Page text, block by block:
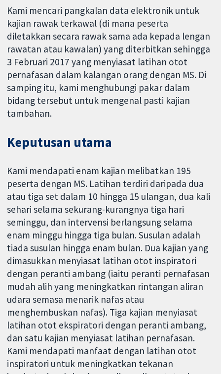
Kami mencari pangkalan data elektronik untuk
kajian rawak terkawal (di mana peserta
diletakkan secara rawak sama ada kepada lengan
rawatan atau kawalan) yang diterbitkan sehingga
3 Februari 2017 yang menyiasat latihan otot
pernafasan dalam kalangan orang dengan MS. Di
samping itu, kami menghubungi pakar dalam
bidang tersebut untuk mengenal pasti kajian
tambahan.
Keputusan utama
Kami mendapati enam kajian melibatkan 195
peserta dengan MS. Latihan terdiri daripada dua
atau tiga set dalam 10 hingga 15 ulangan, dua kali
sehari selama sekurang-kurangnya tiga hari
seminggu, dan intervensi berlangsung selama
enam minggu hingga tiga bulan. Susulan adalah
tiada susulan hingga enam bulan. Dua kajian yang
dimasukkan menyiasat latihan otot inspiratori
dengan peranti ambang (iaitu peranti pernafasan
mudah alih yang meningkatkan rintangan aliran
udara semasa menarik nafas atau
menghembuskan nafas). Tiga kajian menyiasat
latihan otot ekspiratori dengan peranti ambang,
dan satu kajian menyiasat latihan pernafasan.
Kami mendapati manfaat dengan latihan otot
inspiratori untuk meningkatkan tekanan